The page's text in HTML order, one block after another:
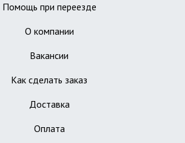
Помощь при переезде
О компании
Вакансии
Как сделать заказ
Доставка
Оплата